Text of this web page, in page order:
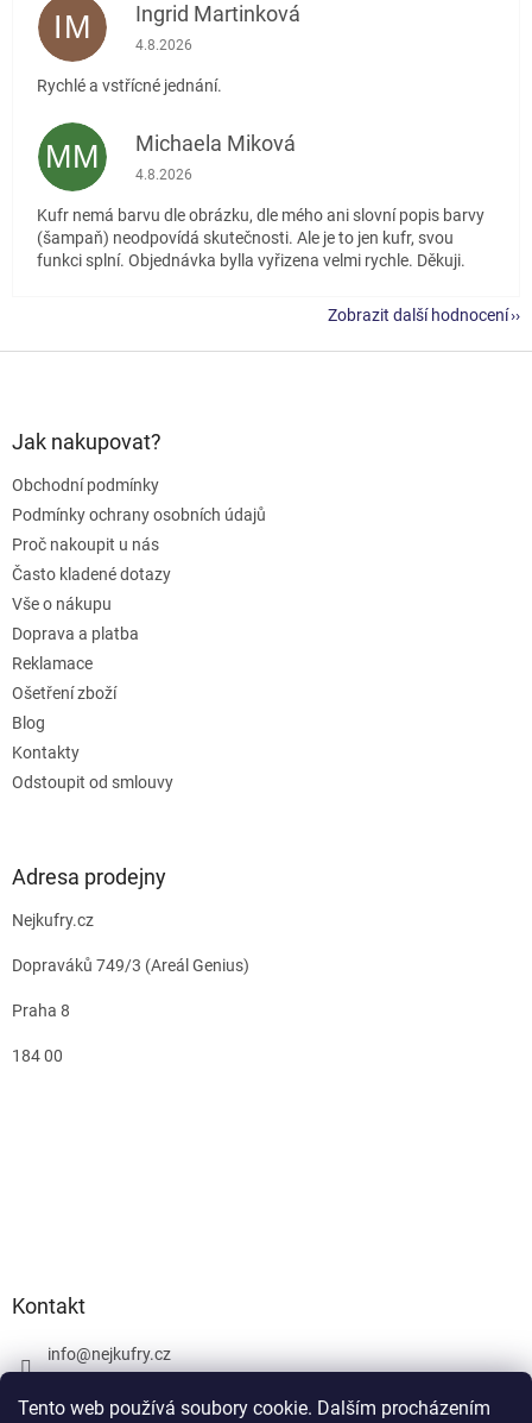
Tento web používá soubory cookie. Dalším procházením
IM Ingrid Martinková
Hodnocení obchodu je 5 z 5 hvězdiček.
4.8.2026
Rychlé a vstřícné jednání.
MM Michaela Miková
Hodnocení obchodu je 5 z 5 hvězdiček.
4.8.2026
Kufr nemá barvu dle obrázku, dle mého ani slovní popis barvy
(šampaň) neodpovídá skutečnosti. Ale je to jen kufr, svou
funkci splní. Objednávka bylla vyřizena velmi rychle. Děkuji.
Zobrazit další hodnocení
Jak nakupovat?
Obchodní podmínky
Podmínky ochrany osobních údajů
Proč nakoupit u nás
Často kladené dotazy
Vše o nákupu
Doprava a platba
Reklamace
Ošetření zboží
Blog
Kontakty
Odstoupit od smlouvy
Adresa prodejny
Nejkufry.cz
Dopraváků 749/3 (Areál Genius)
Praha 8
184 00
Kontakt
info@nejkufry.cz